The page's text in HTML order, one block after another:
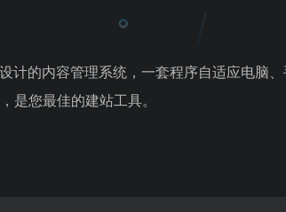
计的内容管理系统，一套程序自适应电脑
是您最佳的建站工具。